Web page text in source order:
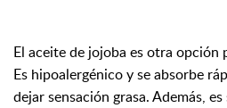
El aceite de jojoba es otra opción
Es hipoalergénico y se absorbe
dejar sensación grasa. Además,